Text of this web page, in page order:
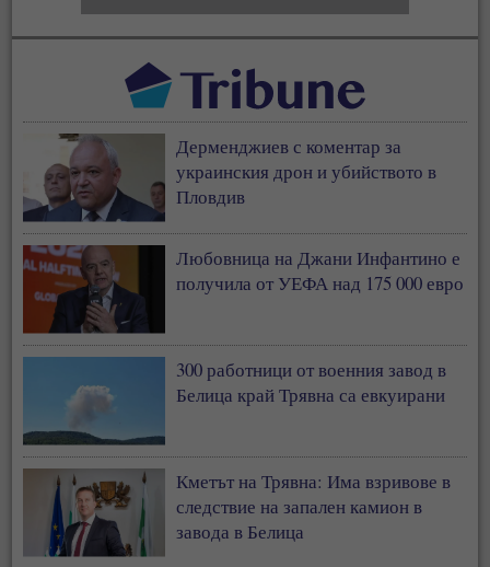
Дерменджиев с коментар за
украинския дрон и убийството в
Пловдив
Любовница на Джани Инфантино е
получила от УЕФА над 175 000 евро
300 работници от военния завод в
Белица край Трявна са евкуирани
Кметът на Трявна: Има взривове в
следствие на запален камион в
завода в Белица